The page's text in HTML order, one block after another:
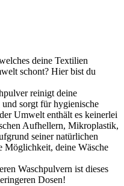
deine Textilien
schont? Hier bist du
reinigt deine
sorgt für hygienische
Umwelt enthält es keinerlei
Aufhellern, Mikroplastik,
seiner natürlichen
Möglichkeit, deine Wäsche
Waschpulvern ist dieses
Dosen!